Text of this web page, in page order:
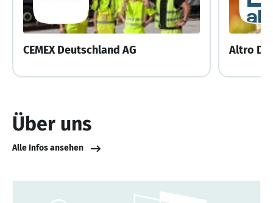
CEMEX Deutschland AG Altro
Über uns
Alle Infos ansehen